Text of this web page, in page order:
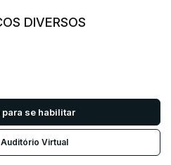
DIVERSOS
para se habilitar
Virtual